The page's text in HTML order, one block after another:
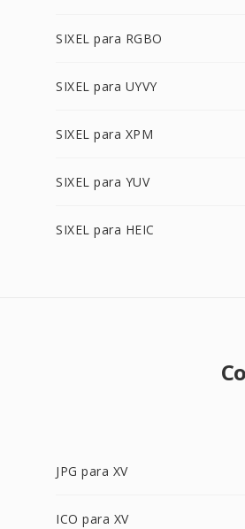
SIXEL para RGBO
SIXEL para UYVY
SIXEL para XPM
SIXEL para YUV
SIXEL para HEIC
JPG para XV
ICO para XV